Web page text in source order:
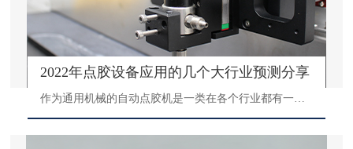
2022年点胶设备应用的几个大行业预测分享
作为通用机械的自动点胶机是一类在各个行业都有一定的应用的专业点胶设备。该点胶设备的优势是生产效率高，精度好，可有效降低生产成本，操作简单，一般情况只要有一个人在操作就可以。2021年我们国内因为疫情控制比较好，外贸出口需求稳步上升，所以对于一些外贸产品的点胶点漆需求还是很大的，这也使得2021年大部分有实力的点胶设备厂家都获得了不错的收获。那么在接下去的2022年，自动点胶机设备会在哪几个行业需求比较大呢？我们是否可以来做一个预测？